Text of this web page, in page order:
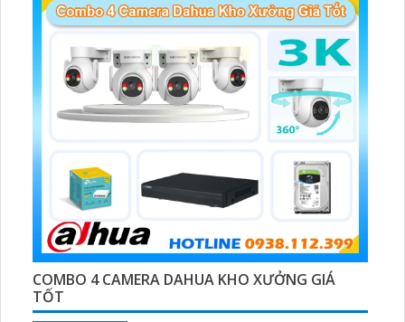
COMBO 4 CAMERA DAHUA KHO XƯỞNG GIÁ
TỐT